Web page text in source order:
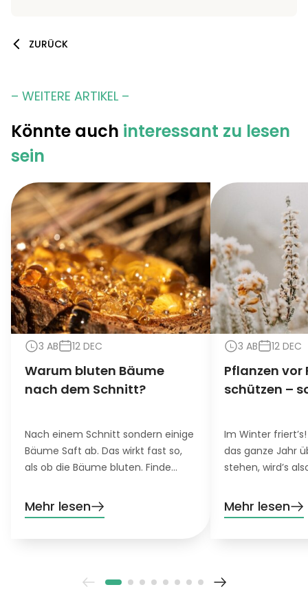
ZURÜCK
– WEITERE ARTIKEL –
Könnte auch interessant zu lesen
sein
3 AB 12 DEC
Warum bluten Bäume
nach dem Schnitt?
Nach einem Schnitt sondern einige
Bäume Saft ab. Das wirkt fast so,
als ob die Bäume bluten. Finde
sich hat und was du für blutende
Bäume tun kannst.
Mehr lesen
3 AB 12 DEC
Pflanzen vor
schützen –
Im Winter
das ganze Jahr
stehen, wird’s
harten Bäume,
Blumen in
Mehr lesen